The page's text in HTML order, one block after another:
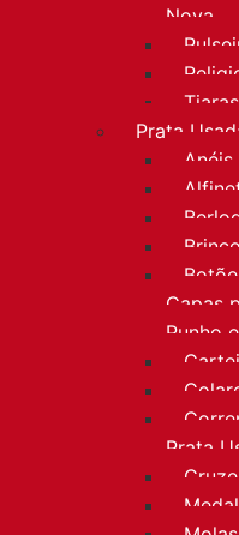
Nova
Prata
Capas
Punho
Prata